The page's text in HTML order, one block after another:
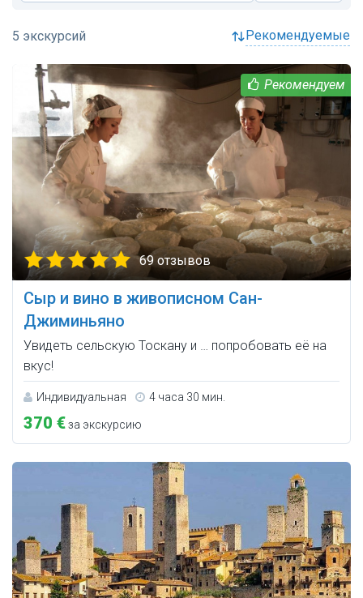
рекомендуемые
69 отзывов
Сыр и вино в живописном Сан-
Джиминьяно
Увидеть сельскую Тоскану и … попробовать её на
вкус!
Индивидуальная 4 часа 30 мин.
370 €за экскурсию